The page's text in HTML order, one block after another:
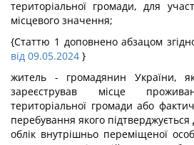
територіальної громади, для
місцевого значення;
{Статтю 1 доповнено абзацом
від 09.05.2024 }
житель - громадянин України,
зареєстрував місце
територіальної громади або
перебування якого
облік внутрішньо переміщеної